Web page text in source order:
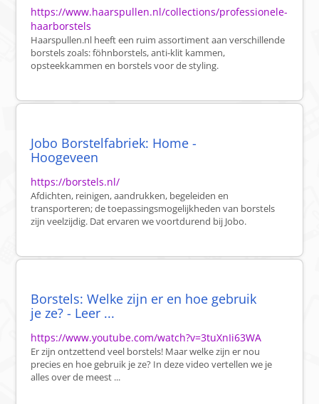
https://www.haarspullen.nl/collections/professionele-
haarborstels
Haarspullen.nl heeft een ruim assortiment aan verschillende
borstels zoals: föhnborstels, anti-klit kammen,
opsteekkammen en borstels voor de styling.
Jobo Borstelfabriek: Home -
Hoogeveen
https://borstels.nl/
Afdichten, reinigen, aandrukken, begeleiden en
transporteren; de toepassingsmogelijkheden van borstels
zijn veelzijdig. Dat ervaren we voortdurend bij Jobo.
Borstels: Welke zijn er en hoe gebruik
je ze? - Leer ...
https://www.youtube.com/watch?v=3tuXnIi63WA
Er zijn ontzettend veel borstels! Maar welke zijn er nou
precies en hoe gebruik je ze? In deze video vertellen we je
alles over de meest ...